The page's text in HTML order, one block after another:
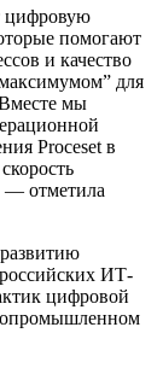
цифровую
помогают
и качество
для
мы
Proceset в
— отметила
российских ИТ-
цифровой